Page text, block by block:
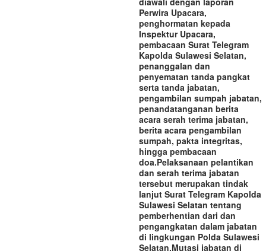
Perwira Upacara,
penghormatan kepada
Inspektur Upacara,
pembacaan Surat Telegram
Kapolda Sulawesi Selatan,
penanggalan dan
penyematan tanda pangkat
serta tanda jabatan,
pengambilan sumpah jabatan,
penandatanganan berita
acara serah terima jabatan,
berita acara pengambilan
sumpah, pakta integritas,
hingga pembacaan
doa.‎‎Pelaksanaan pelantikan
dan serah terima jabatan
tersebut merupakan tindak
lanjut Surat Telegram Kapolda
Sulawesi Selatan tentang
pemberhentian dari dan
pengangkatan dalam jabatan
di lingkungan Polda Sulawesi
Selatan.‎‎Mutasi jabatan di